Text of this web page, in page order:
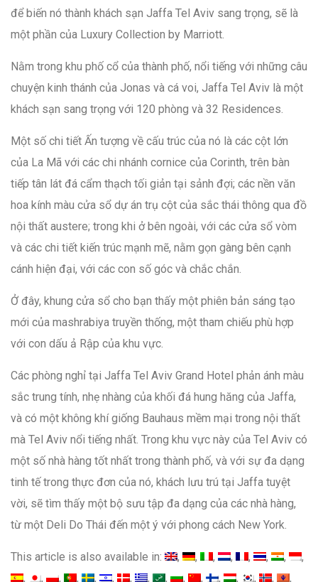
để biến nó thành khách sạn Jaffa Tel Aviv sang trọng, sẽ là
một phần của Luxury Collection by Marriott.
Nằm trong khu phố cổ của thành phố, nổi tiếng với những câu
chuyện kinh thánh của Jonas và cá voi, Jaffa Tel Aviv là một
khách sạn sang trọng với 120 phòng và 32 Residences.
Một số chi tiết Ấn tượng về cấu trúc của nó là các cột lớn
của La Mã với các chi nhánh cornice của Corinth, trên bàn
tiếp tân lát đá cẩm thạch tối giản tại sảnh đợi; các nền văn
hoa kính màu cửa sổ dự án trụ cột của sắc thái thông qua đồ
nội thất austere; trong khi ở bên ngoài, với các cửa sổ vòm
và các chi tiết kiến trúc mạnh mẽ, nằm gọn gàng bên cạnh
cánh hiện đại, với các con số góc và chắc chắn.
Ở đây, khung cửa sổ cho bạn thấy một phiên bản sáng tạo
mới của mashrabiya truyền thống, một tham chiếu phù hợp
với con dấu ả Rập của khu vực.
Các phòng nghỉ tại Jaffa Tel Aviv Grand Hotel phản ánh màu
sắc trung tính, nhẹ nhàng của khối đá hung hăng của Jaffa,
và có một không khí giống Bauhaus mềm mại trong nội thất
mà Tel Aviv nổi tiếng nhất. Trong khu vực này của Tel Aviv có
một số nhà hàng tốt nhất trong thành phố, và với sự đa dạng
tinh tế trong thực đơn của nó, khách lưu trú tại Jaffa tuyệt
vời, sẽ tìm thấy một bộ sưu tập đa dạng của các nhà hàng,
từ một Deli Do Thái đến một ý với phong cách New York.
This article is also available in: